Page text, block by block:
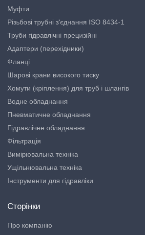
Муфти
Різьбові трубні з'єднання ISO 8434-1
Труби гідравлічні прецизійні
Адаптери (перехідники)
Фланці
Шарові крани високого тиску
Хомути (кріплення) для труб і шлангів
Водне обладнання
Пневматичне обладнання
Гідравлічне обладнання
Фільтрація
Вимірювальна техніка
Ущільнювальна техніка
Інструменти для гідравліки
Сторінки
Про компанію